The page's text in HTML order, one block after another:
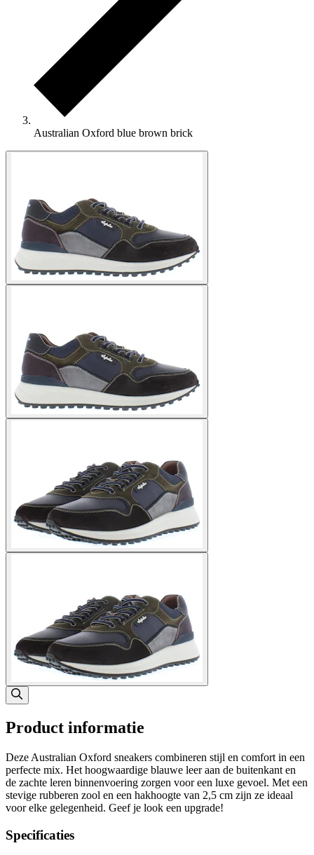
Australian Oxford blue brown brick
Product informatie
Deze Australian Oxford sneakers combineren stijl en comfort in een
perfecte mix. Het hoogwaardige blauwe leer aan de buitenkant en
de zachte leren binnenvoering zorgen voor een luxe gevoel. Met een
stevige rubberen zool en een hakhoogte van 2,5 cm zijn ze ideaal
voor elke gelegenheid. Geef je look een upgrade!
Specificaties